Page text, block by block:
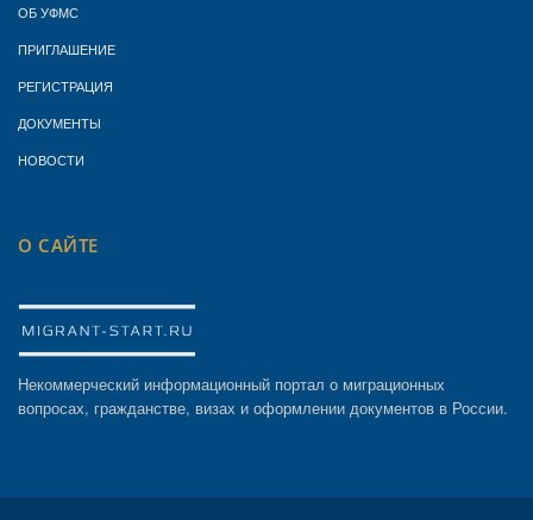
ОБ УФМС
ПРИГЛАШЕНИЕ
РЕГИСТРАЦИЯ
ДОКУМЕНТЫ
НОВОСТИ
О САЙТЕ
Некоммерческий информационный портал о миграционных
вопросах, гражданстве, визах и оформлении документов в России.